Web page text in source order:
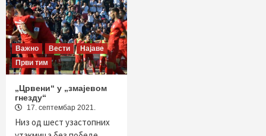
Важно Вести
Најаве
Први тим
„Црвени“ у „змајевом
гнезду“
17. септембар 2021.
Низ од шест узастопних